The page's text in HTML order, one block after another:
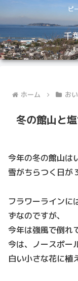
ピ
千
ホーム お
冬の館山と
今年の冬の館山は
雪がちらつく日が
フラワーラインに
ずなのですが、
今年は強風で倒れ
今は、ノースポー
白い小さな花に植